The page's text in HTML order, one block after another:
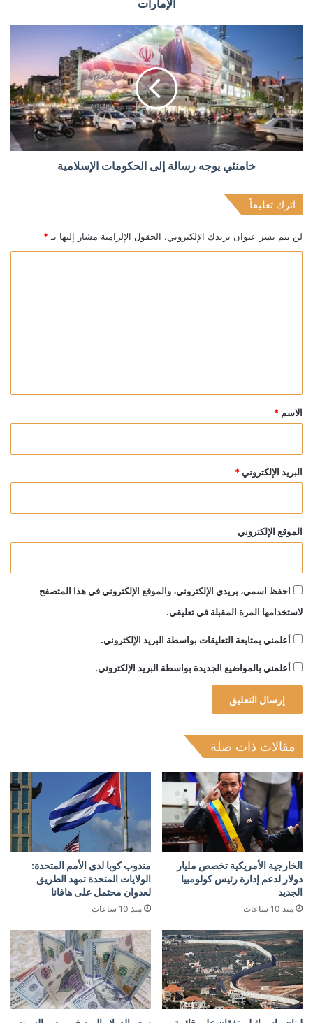
الإمارات
خامنئي يوجه رسالة إلى الحكومات الإسلامية
اترك تعليقاً
لن يتم نشر عنوان بريدك الإلكتروني. الحقول الإلزامية مشار إليها بـ *
*
الاسم *
البريد الإلكتروني *
الموقع الإلكتروني
احفظ اسمي، بريدي الإلكتروني، والموقع الإلكتروني في هذا المتصفح
لاستخدامها المرة المقبلة في تعليقي.
أعلمني بمتابعة التعليقات بواسطة البريد الإلكتروني.
أعلمني بالمواضيع الجديدة بواسطة البريد الإلكتروني.
مقالات ذات صلة
الخارجية الأمريكية تخصص مليار
دولار لدعم إدارة رئيس كولومبيا
الجديد
منذ 10 ساعات
مندوب كوبا لدى الأمم المتحدة:
الولايات المتحدة تمهد الطريق
لعدوان محتمل على هافانا
منذ 10 ساعات